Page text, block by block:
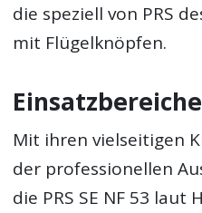
die speziell von PRS
mit Flügelknöpfen.
Mit ihren vielseitigen
der professionellen
die PRS SE NF 53